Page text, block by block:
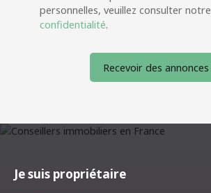
personnelles, veuillez consulter notre
confidentialité.
Recevoir des annonces
Je suis propriétaire